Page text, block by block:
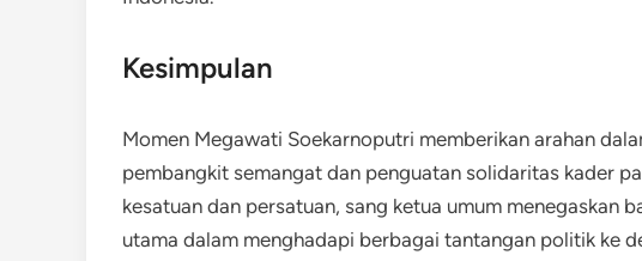
Kesimpulan
Momen Megawati Soekarnoputri memberikan arahan
pembangkit semangat dan penguatan solidaritas kader
kesatuan dan persatuan, sang ketua umum menegaskan
utama dalam menghadapi berbagai tantangan politik ke